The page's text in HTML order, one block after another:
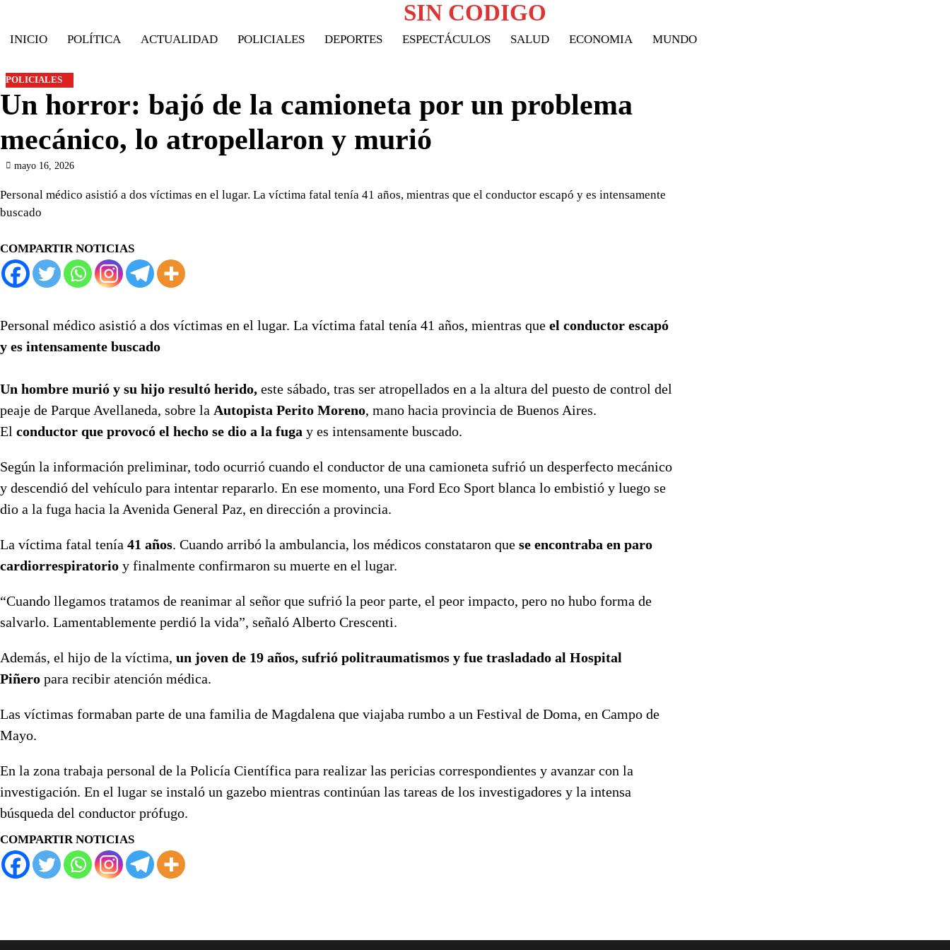
content
SIN CODIGO
INICIO POLÍTICA ACTUALIDAD POLICIALES DEPORTES ESPECTÁCULOS SALUD ECONOMIA MUNDO
POLICIALES
Un horror: bajó de la camioneta por un problema
mecánico, lo atropellaron y murió
mayo 16, 2026
Personal médico asistió a dos víctimas en el lugar. La víctima fatal tenía 41 años, mientras que el conductor escapó y es intensamente
buscado
COMPARTIR NOTICIAS
Personal médico asistió a dos víctimas en el lugar. La víctima fatal tenía 41 años, mientras que el conductor escapó
y es intensamente buscado
Un hombre murió y su hijo resultó herido, este sábado, tras ser atropellados en a la altura del puesto de control del
peaje de Parque Avellaneda, sobre la Autopista Perito Moreno, mano hacia provincia de Buenos Aires.
El conductor que provocó el hecho se dio a la fuga y es intensamente buscado.
Según la información preliminar, todo ocurrió cuando el conductor de una camioneta sufrió un desperfecto mecánico
y descendió del vehículo para intentar repararlo. En ese momento, una Ford Eco Sport blanca lo embistió y luego se
dio a la fuga hacia la Avenida General Paz, en dirección a provincia.
La víctima fatal tenía 41 años. Cuando arribó la ambulancia, los médicos constataron que se encontraba en paro
cardiorrespiratorio y finalmente confirmaron su muerte en el lugar.
“Cuando llegamos tratamos de reanimar al señor que sufrió la peor parte, el peor impacto, pero no hubo forma de
salvarlo. Lamentablemente perdió la vida”, señaló Alberto Crescenti.
Además, el hijo de la víctima, un joven de 19 años, sufrió politraumatismos y fue trasladado al Hospital
Piñero para recibir atención médica.
Las víctimas formaban parte de una familia de Magdalena que viajaba rumbo a un Festival de Doma, en Campo de
Mayo.
En la zona trabaja personal de la Policía Científica para realizar las pericias correspondientes y avanzar con la
investigación. En el lugar se instaló un gazebo mientras continúan las tareas de los investigadores y la intensa
búsqueda del conductor prófugo.
COMPARTIR NOTICIAS